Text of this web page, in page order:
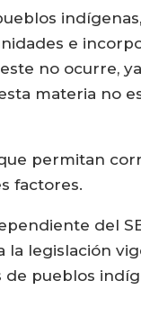
e
no ocurre,
materia no
permitan
factores.
del
legislación
pueblos